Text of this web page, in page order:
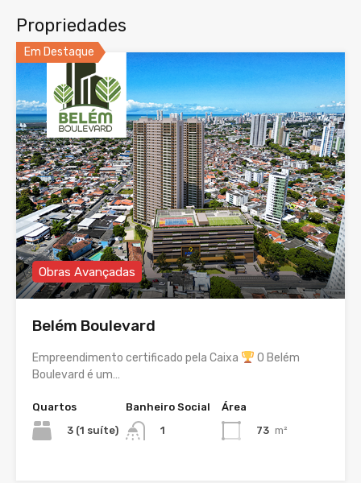
Propriedades
Em Destaque
Obras Avançadas
Belém Boulevard
Empreendimento certificado pela Caixa
O Belém
Boulevard é um…
Quartos
3 (1 suíte)
Banheiro Social
1
Área
73 m²